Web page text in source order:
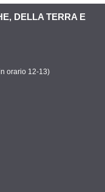
DELLA TERRA E
orario 12-13)